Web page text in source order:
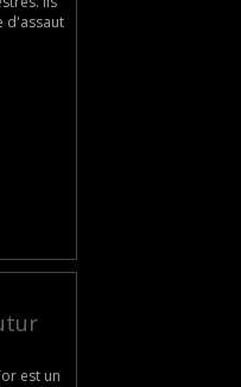
d'assaut
est un